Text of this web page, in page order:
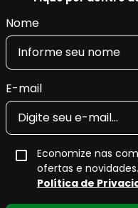
Nome
E-mail
Economize nas
ofertas e
Política de